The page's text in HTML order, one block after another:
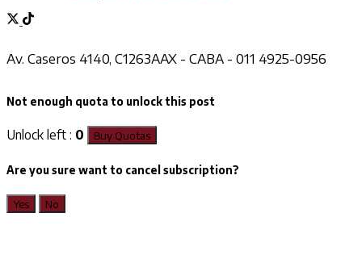
Av. Caseros 4140, C1263AAX - CABA - 011 4925-0956
Not enough quota to unlock this post
Unlock left : 0 Buy Quotas
Are you sure want to cancel subscription?
Yes No